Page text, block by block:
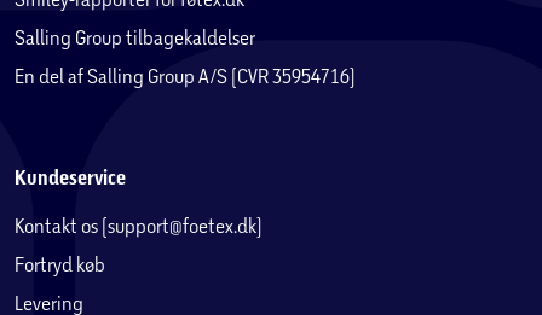
Salling Group tilbagekaldelser
En del af Salling Group A/S (CVR 35954716)
Kundeservice
Kontakt os (support@foetex.dk)
Fortryd køb
Levering